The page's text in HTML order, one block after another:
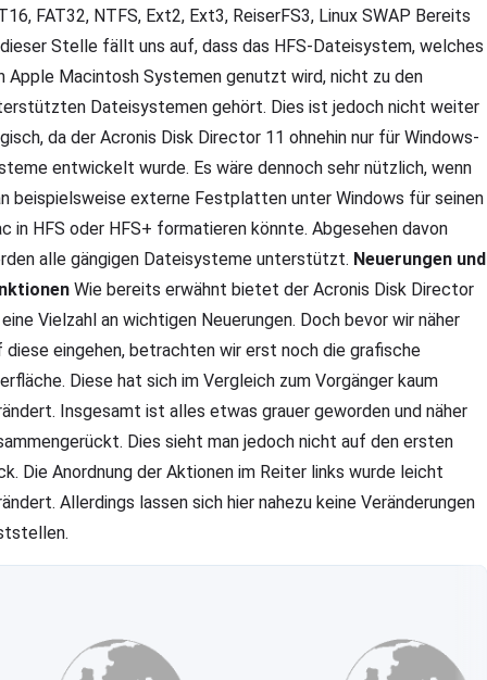
FAT32, NTFS, Ext2, Ext3, ReiserFS3, Linux SWAP Bereits
Stelle fällt uns auf, dass das HFS-Dateisystem, welches
Apple Macintosh Systemen genutzt wird, nicht zu den
Dateisystemen gehört. Dies ist jedoch nicht weiter
da der Acronis Disk Director 11 ohnehin nur für Windows-
entwickelt wurde. Es wäre dennoch sehr nützlich, wenn
beispielsweise externe Festplatten unter Windows für seinen
in HFS oder HFS+ formatieren könnte. Abgesehen davon
alle gängigen Dateisysteme unterstützt. Neuerungen und
Wie bereits erwähnt bietet der Acronis Disk Director
Vielzahl an wichtigen Neuerungen. Doch bevor wir näher
diese eingehen, betrachten wir erst noch die grafische
Diese hat sich im Vergleich zum Vorgänger kaum
Insgesamt ist alles etwas grauer geworden und näher
Dies sieht man jedoch nicht auf den ersten
Die Anordnung der Aktionen im Reiter links wurde leicht
Allerdings lassen sich hier nahezu keine Veränderungen